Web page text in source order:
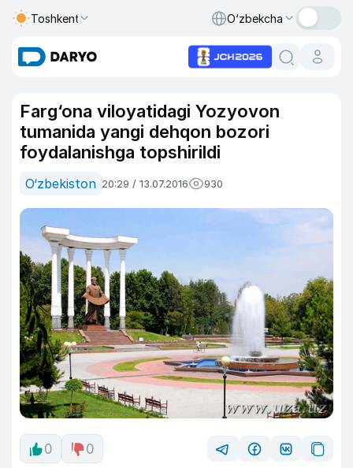
Toshkent O‘zbekcha
Farg‘ona viloyatidagi Yozyovon
tumanida yangi dehqon bozori
foydalanishga topshirildi
O‘zbekiston 20:29 / 13.07.2016 930
0 0